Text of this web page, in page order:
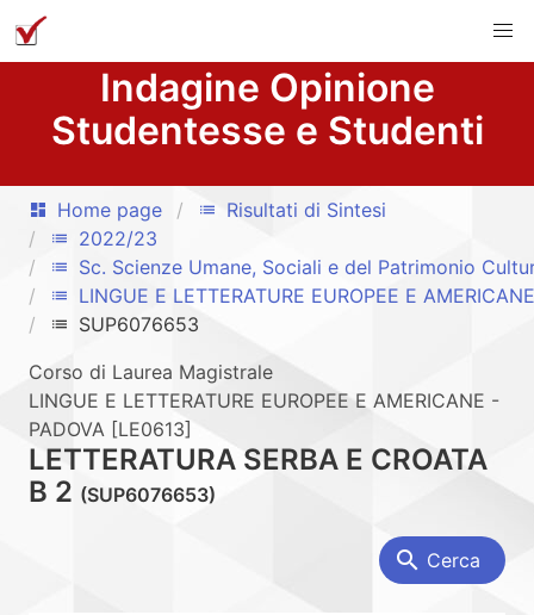
Indagine Opinione
Studentesse e Studenti
dashboard Home page list Risultati di Sintesi
list 2022/23
list Sc. Scienze Umane, Sociali e del Patrimonio
list LINGUE E LETTERATURE EUROPEE E
list
SUP6076653
Corso di Laurea Magistrale
LINGUE E LETTERATURE EUROPEE E AMERICANE -
PADOVA [LE0613]
LETTERATURA SERBA E CROATA
B 2 (SUP6076653)
search Cerca